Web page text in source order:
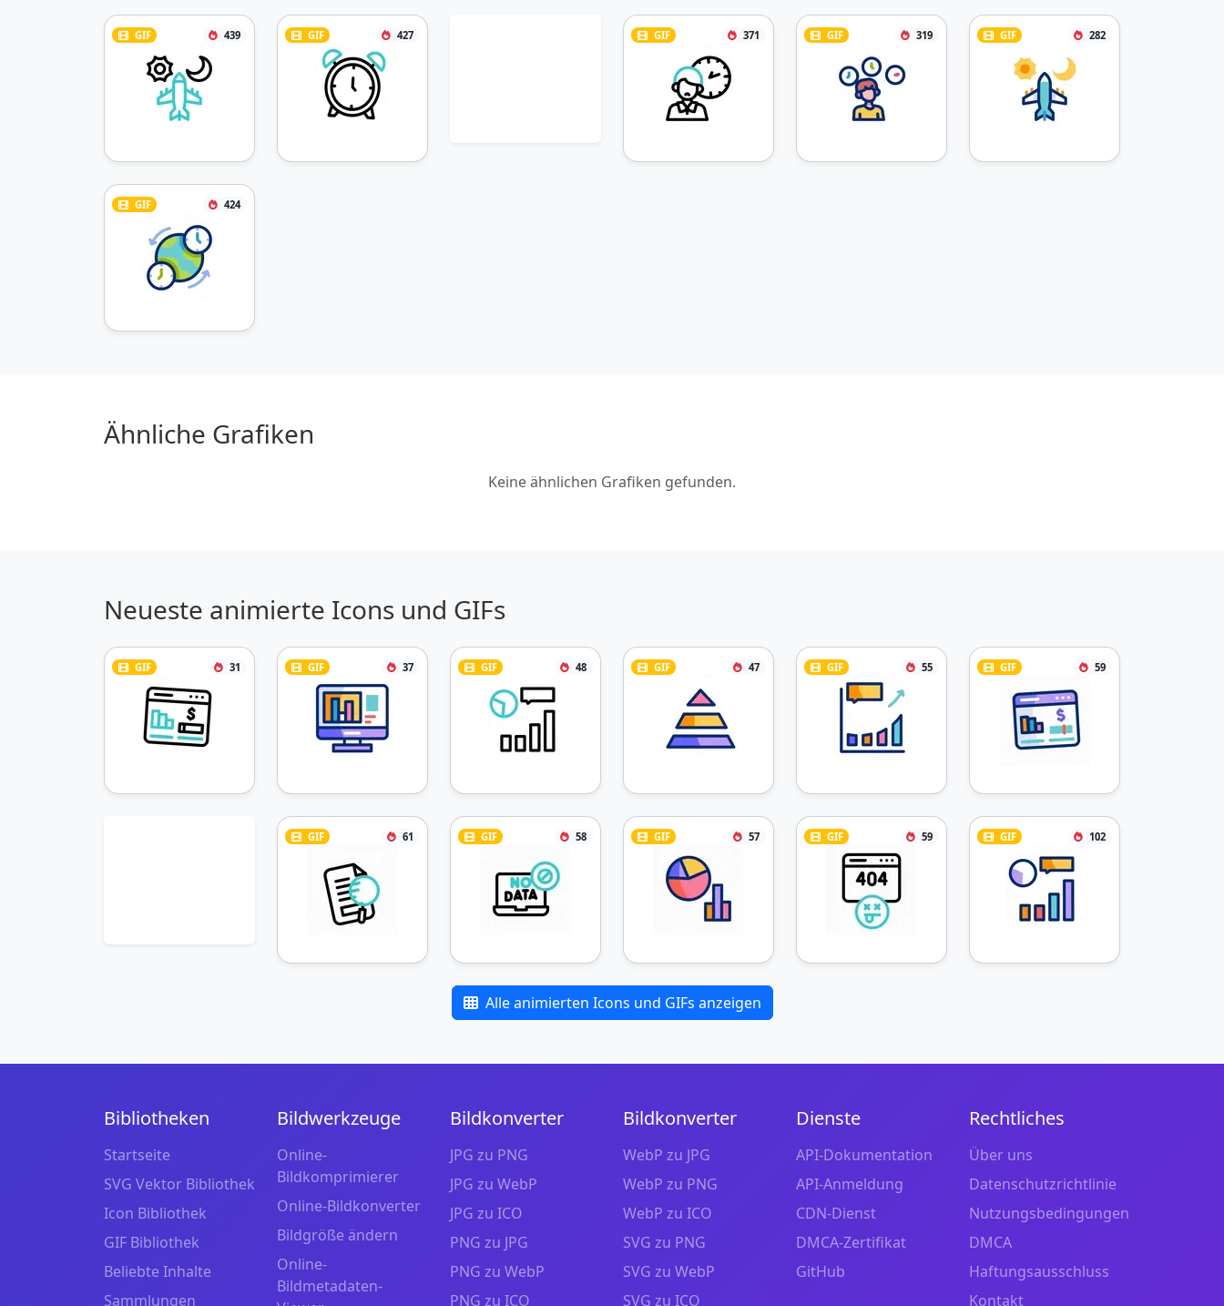
GIF 439 GIF 427 GIF 371 GIF 319 GIF 282
GIF 424
Ähnliche Grafiken
Keine ähnlichen Grafiken gefunden.
Neueste animierte Icons und GIFs
GIF 31 GIF 37 GIF 48 GIF 47 GIF 55 GIF 59
GIF 61 GIF 58 GIF 57 GIF 59 GIF 102
Alle animierten Icons und GIFs anzeigen
Bibliotheken
Startseite
SVG Vektor Bibliothek
Icon Bibliothek
GIF Bibliothek
Beliebte Inhalte
Sammlungen
Bildwerkzeuge
Online-
Bildkomprimierer
Online-Bildkonverter
Bildgröße ändern
Online-
Bildmetadaten-
Bildkonverter
JPG zu PNG
JPG zu WebP
JPG zu ICO
PNG zu JPG
PNG zu WebP
PNG zu ICO
Bildkonverter
WebP zu JPG
WebP zu PNG
WebP zu ICO
SVG zu PNG
SVG zu WebP
SVG zu ICO
Dienste
API-Dokumentation
API-Anmeldung
CDN-Dienst
DMCA-Zertifikat
GitHub
Rechtliches
Über uns
Datenschutzrichtlinie
Nutzungsbedingungen
DMCA
Haftungsausschluss
Kontakt